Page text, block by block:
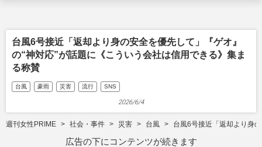
台風6号接近「返却より身の安全を優先して」『ゲオ』
の“神対応”が話題に《こういう会社は信用できる》集ま
る称賛
台風 豪雨 災害 流行 SNS
2026/6/4
週刊女性PRIME 社会・事件 災害 台風 台風6号接近「返却より身
広告の下にコンテンツが続きます